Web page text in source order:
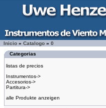
Inicio » Catalogo » 0
Categorias
listas de precios
Instrumentos->
Accesorios->
Partitura->
alle Produkte anzeigen